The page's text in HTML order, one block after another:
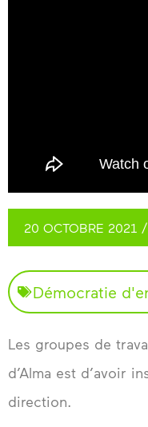
20 OCTOBRE 2021 /
Démocratie
Les groupes de
d’Alma est d’avoir
direction.